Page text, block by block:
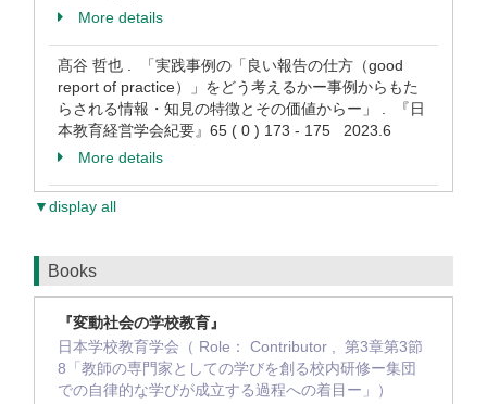
More details
髙谷 哲也 . 「実践事例の「良い報告の仕方（good
report of practice）」をどう考えるかー事例からもた
らされる情報・知見の特徴とその価値からー」 . 『日
本教育経営学会紀要』65 ( 0 ) 173 - 175 2023.6
More details
▼display all
Books
『変動社会の学校教育』
日本学校教育学会（ Role： Contributor , 第3章第3節
8「教師の専門家としての学びを創る校内研修ー集団
での自律的な学びが成立する過程への着目ー」）